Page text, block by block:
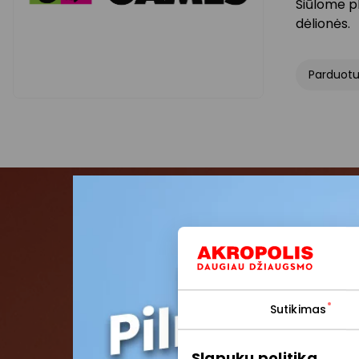
Sutikimas
Siūlome
dėlionės.
Pirmieji